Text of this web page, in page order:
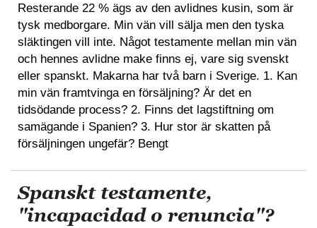
Resterande 22 % ägs av den avlidnes kusin, som är
tysk medborgare. Min vän vill sälja men den tyska
släktingen vill inte. Något testamente mellan min vän
och hennes avlidne make finns ej, vare sig svenskt
eller spanskt. Makarna har två barn i Sverige. 1. Kan
min vän framtvinga en försäljning? Är det en
tidsödande process? 2. Finns det lagstiftning om
samägande i Spanien? 3. Hur stor är skatten på
försäljningen ungefär? Bengt
Spanskt testamente,
"incapacidad o renuncia"?